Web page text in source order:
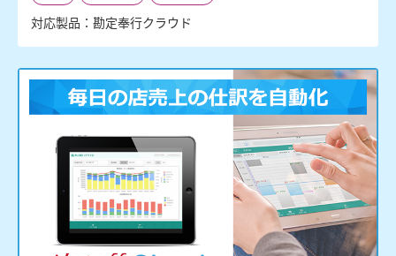
対応製品：勘定奉行クラウド